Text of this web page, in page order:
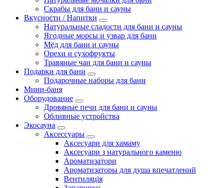
Скрабы для бани и сауны
Вкусности / Напитки
Натуральные сладости для бани и сауны
Ягодные морсы и узвар для бани
Мёд для бани и сауны
Орехи и сухофрукты
Травяные чаи для бани и сауны
Подарки для бани
Подарочные наборы для бани
Мини-баня
Оборудование
Дровяные печи для бани и сауны
Обливные устройства
Экосауна
Аксессуары
Аксесуари для хамаму
Аксесуари з натурального каменю
Ароматизатори
Ароматизаторы для душа впечатлений
Вентиляція